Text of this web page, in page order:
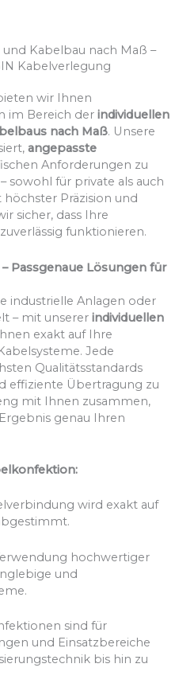
Kabelbau nach Maß –
Kabelverlegung
wir Ihnen
im Bereich der individuellen
nach Maß. Unsere
angepasste
Anforderungen zu
sowohl für private als auch
Präzision und
sicher, dass Ihre
funktionieren.
Passgenaue Lösungen für
industrielle Anlagen oder
– mit unserer individuellen
exakt auf Ihre
Jede
Qualitätsstandards
effiziente Übertragung zu
mit Ihnen zusammen,
genau Ihren
wird exakt auf
hochwertiger
und
sind für
und Einsatzbereiche
bis hin zu